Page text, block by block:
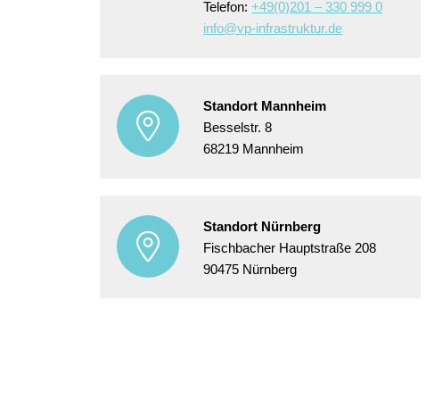
Telefon:+49(0)201 – 330 999 0
info@vp-infrastruktur.de
Standort Mannheim
Besselstr. 8
68219 Mannheim
Standort Nürnberg
Fischbacher Hauptstraße 208
90475 Nürnberg